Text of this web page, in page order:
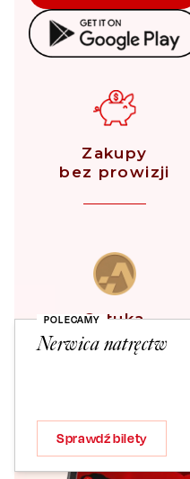
POLECAMY
Nerwica natręctw
Sprawdź bilety
Zakupy
bez prowizji
Sztuka
korzyści